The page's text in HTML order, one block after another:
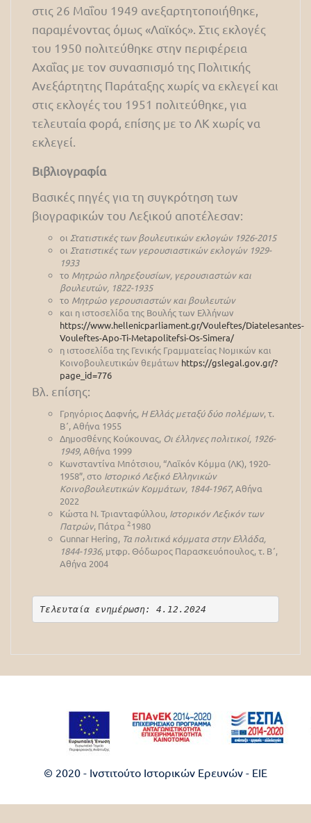
στις 26 Μαΐου 1949 ανεξαρτητοποιήθηκε,
παραμένοντας όμως «Λαϊκός». Στις εκλογές
του 1950 πολιτεύθηκε στην περιφέρεια
Αχαΐας με τον συνασπισμό της Πολιτικής
Ανεξάρτητης Παράταξης χωρίς να εκλεγεί και
στις εκλογές του 1951 πολιτεύθηκε, για
τελευταία φορά, επίσης με το ΛΚ χωρίς να
εκλεγεί.
Βιβλιογραφία
Βασικές πηγές για τη συγκρότηση των
βιογραφικών του Λεξικού αποτέλεσαν:
οι Στατιστικές των βουλευτικών εκλογών 1926-2015
οι Στατιστικές των γερουσιαστικών εκλογών 1929-
1933
το Μητρώο πληρεξουσίων, γερουσιαστών και
βουλευτών, 1822-1935
το Μητρώο γερουσιαστών και βουλευτών
και η ιστοσελίδα της Βουλής των Ελλήνων
https://www.hellenicparliament.gr/Vouleftes/Diatelesantes-
Vouleftes-Apo-Ti-Metapolitefsi-Os-Simera/
η ιστοσελίδα της Γενικής Γραμματείας Νομικών και
Κοινοβουλευτικών θεμάτων https://gslegal.gov.gr/?
page_id=776
Βλ. επίσης:
Γρηγόριος Δαφνής, Η Ελλάς μεταξύ δύο πολέμων, τ.
Β΄, Αθήνα 1955
Δημοσθένης Κούκουνας, Οι έλληνες πολιτικοί, 1926-
1949, Αθήνα 1999
Κωνσταντίνα Μπότσιου, “Λαϊκόν Κόμμα (ΛΚ), 1920-
1958”, στο Ιστορικό Λεξικό Ελληνικών
Κοινοβουλευτικών Κομμάτων, 1844-1967, Αθήνα
2022
Κώστα Ν. Τριανταφύλλου, Ιστορικόν Λεξικόν των
Πατρών, Πάτρα 21980
Gunnar Hering, Τα πολιτικά κόμματα στην Ελλάδα,
1844-1936, μτφρ. Θόδωρος Παρασκευόπουλος, τ. Β΄,
Αθήνα 2004
Τελευταία ενημέρωση: 4.12.2024
© 2020 - Ινστιτούτο Ιστορικών Ερευνών - EIE